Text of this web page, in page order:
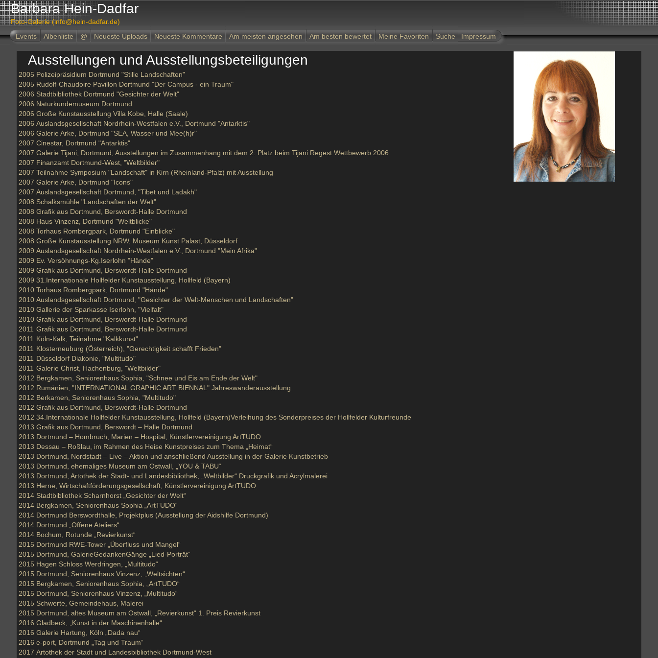
Barbara Hein-Dadfar
Foto-Galerie (info@hein-dadfar.de)
Events
Albenliste @ Neueste Uploads Neueste Kommentare Am meisten angesehen Am besten bewertet Meine Favoriten Suche Impressum
Ausstellungen und Ausstellungsbeteiligungen
2005 Polizeipräsidium Dortmund "Stille Landschaften"
2005 Rudolf-Chaudoire Pavillon Dortmund "Der Campus - ein Traum"
2006 Stadtbibliothek Dortmund "Gesichter der Welt"
2006 Naturkundemuseum Dortmund
2006 Große Kunstausstellung Villa Kobe, Halle (Saale)
2006 Auslandsgesellschaft Nordrhein-Westfalen e.V., Dortmund "Antarktis"
2006 Galerie Arke, Dortmund "SEA, Wasser und Mee(h)r"
2007 Cinestar, Dortmund "Antarktis"
2007 Galerie Tijani, Dortmund, Ausstellungen im Zusammenhang mit dem 2. Platz beim Tijani Regest Wettbewerb 2006
2007 Finanzamt Dortmund-West, "Weltbilder"
2007 Teilnahme Symposium "Landschaft" in Kirn (Rheinland-Pfalz) mit Ausstellung
2007 Galerie Arke, Dortmund "Icons"
2007 Auslandsgesellschaft Dortmund, "Tibet und Ladakh"
2008 Schalksmühle "Landschaften der Welt"
2008 Grafik aus Dortmund, Berswordt-Halle Dortmund
2008 Haus Vinzenz, Dortmund "Weltblicke"
2008 Torhaus Rombergpark, Dortmund "Einblicke"
2008 Große Kunstausstellung NRW, Museum Kunst Palast, Düsseldorf
2009 Auslandsgesellschaft Nordrhein-Westfalen e.V., Dortmund "Mein Afrika"
2009 Ev. Versöhnungs-Kg.Iserlohn "Hände"
2009 Grafik aus Dortmund, Berswordt-Halle Dortmund
2009 31.Internationale Hollfelder Kunstausstellung, Hollfeld (Bayern)
2010 Torhaus Rombergpark, Dortmund "Hände"
2010 Auslandsgesellschaft Dortmund, "Gesichter der Welt-Menschen und Landschaften"
2010 Gallerie der Sparkasse Iserlohn, "Vielfalt"
2010 Grafik aus Dortmund, Berswordt-Halle Dortmund
2011 Grafik aus Dortmund, Berswordt-Halle Dortmund
2011 Köln-Kalk, Teilnahme "Kalkkunst"
2011 Klosterneuburg (Österreich), "Gerechtigkeit schafft Frieden"
2011 Düsseldorf Diakonie, "Multitudo"
2011 Galerie Christ, Hachenburg, "Weltbilder"
2012 Bergkamen, Seniorenhaus Sophia, "Schnee und Eis am Ende der Welt"
2012 Rumänien, "INTERNATIONAL GRAPHIC ART BIENNAL" Jahreswanderausstellung
2012 Berkamen, Seniorenhaus Sophia, "Multitudo"
2012 Grafik aus Dortmund, Berswordt-Halle Dortmund
2012 34.Internationale Hollfelder Kunstausstellung, Hollfeld (Bayern)Verleihung des Sonderpreises der Hollfelder Kulturfreunde
2013 Grafik aus Dortmund, Berswordt – Halle Dortmund
2013 Dortmund – Hombruch, Marien – Hospital, Künstlervereinigung ArtTUDO
2013 Dessau – Roßlau, im Rahmen des Heise Kunstpreises zum Thema „Heimat“
2013 Dortmund, Nordstadt – Live – Aktion und anschließend Ausstellung in der Galerie Kunstbetrieb
2013 Dortmund, ehemaliges Museum am Ostwall, „YOU & TABU“
2013 Dortmund, Artothek der Stadt- und Landesbibliothek, „Weltbilder“ Druckgrafik und Acrylmalerei
2013 Herne, Wirtschaftförderungsgesellschaft, Künstlervereinigung ArtTUDO
2014 Stadtbibliothek Scharnhorst „Gesichter der Welt“
2014 Bergkamen, Seniorenhaus Sophia „ArtTUDO“
2014 Dortmund Berswordthalle, Projektplus (Ausstellung der Aidshilfe Dortmund)
2014 Dortmund „Offene Ateliers“
2014 Bochum, Rotunde „Revierkunst“
2015 Dortmund RWE-Tower „Überfluss und Mangel“
2015 Dortmund, GalerieGedankenGänge „Lied-Porträt“
2015 Hagen Schloss Werdringen, „Multitudo“
2015 Dortmund, Seniorenhaus Vinzenz, „Weltsichten“
2015 Bergkamen, Seniorenhaus Sophia, „ArtTUDO“
2015 Dortmund, Seniorenhaus Vinzenz, „Multitudo“
2015 Schwerte, Gemeindehaus, Malerei
2015 Dortmund, altes Museum am Ostwall, „Revierkunst“ 1. Preis Revierkunst
2016 Gladbeck, „Kunst in der Maschinenhalle“
2016 Galerie Hartung, Köln „Dada nau“
2016 e-port, Dortmund „Tag und Traum“
2017 Artothek der Stadt und Landesbibliothek Dortmund-West